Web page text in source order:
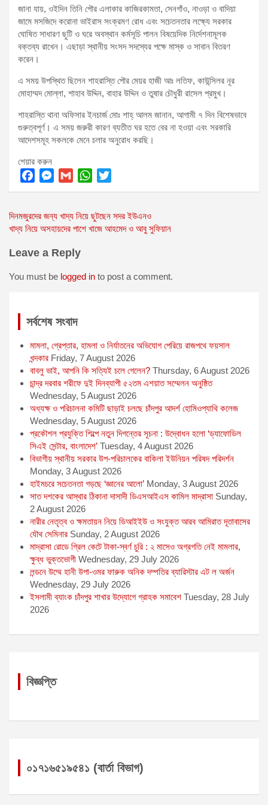
জানা যায়, ওইদিন তিনি পৌর এলাকার কাজিরকামতা, সেনগাঁও, নাওড়া ও বাদিয়া
জামে মসজিদে করোনা ভাইরাস সংক্রমণ রোধ এবং সচেতনতার লক্ষ্যে সরকার
ঘোষিত সাধারণ ছুটি ও ঘরে অবস্থান কর্মসূচি পালন বিষয়েদিক নির্দেশনামূলক
বক্তব্য রাখেন। এছাড়া স্থানীয় সংসদ সদস্যের পক্ষে মাস্ক ও সাবান বিতরণ
করেন।
এ সময় উপস্থিত ছিলেন শাহরাস্তি পৌর মেয়র হাজী আঃ লতিফ, কাউন্সিলর নূর
মোহাম্মদ মোল্লা, শাহাব উদ্দিন, বাহার উদ্দিন ও তুষার চৌধুরী রাসেল প্রমুখ।
শাহরাস্তি থানা অফিসার ইনচার্জ মোঃ শাহ্ আলম জানান, আগামী ৭ দিন বিশেষভাবে
গুরুত্বপূর্ণ। এ সময় জরুরী কারণ ব্যতীত ঘর হতে বের না হওয়া এবং সরকারি
আদেশসমূহ সকলকে মেনে চলার অনুরোধ করছি।
শেয়ার করুন
F
c
e
o
M
s
s
g
G
a
i
W
a
t
A
p
T
i
t
r
Post
navigation
দিনমজুরদের জন্য খাদ্য নিয়ে ছুটছেন সদর ইউএনও
খাদ্য নিয়ে অসহায়দের পাশে খাজে আহমেদ ও আবু সুফিয়ান
Leave a Reply
You must be logged in to post a comment.
সর্বশেষ সংবাদ
মামলা, গ্রেপ্তার, হামলা ও নির্যাতনের অভিযোগ পেরিয়ে রাজপথে ফয়সাল
খন্দকার Friday, 7 August 2026
বাবলু ভাই, আপনি কি সত্যিই চলে গেলেন? Thursday, 6 August 2026
চান্দ্র দরবার শরীফে দুই দিনব্যাপী ৫২তম এশয়াত সম্মেলন অনুষ্ঠিত
Wednesday, 5 August 2026
অধ্যক্ষ ও পরিচালনা কমিটি ছাড়াই চলছে চাঁদপুর আদর্শ হোমিওপ্যাথি কলেজ
Wednesday, 5 August 2026
প্রকৌশল প্রযুক্তি শিল্পে নতুন দিগন্তের সূচনা : উদ্বোধন হলো ‘ড্যাফোডিল
সিএই সেন্টার, বাংলাদেশ’ Tuesday, 4 August 2026
বিভাগীয় স্থানীয় সরকার উপ-পরিচালকের বাকিলা ইউনিয়ন পরিষদ পরিদর্শন
Monday, 3 August 2026
হাইমচরে সচেতনতা গড়ছে ‘জ্ঞানের আলো’ Monday, 3 August 2026
সাত দশকের আস্থার ঠিকানা দাসাদী ডিএসআইএস কামিল মাদ্রাসা Sunday,
2 August 2026
নারীর নেতৃত্ব ও ক্ষমতায়ন নিয়ে ডিআইইউ ও সংযুক্ত আরব আমিরাত দূতাবাসের
যৌথ সেমিনার Sunday, 2 August 2026
মাদ্রাসা রোডে গ্রিল কেটে টাকা-স্বর্ণ চুরি : ২ মাসেও অগ্রগতি নেই মামলার,
ক্ষুব্ধ ভুক্তভোগী Wednesday, 29 July 2026
লন্ডনে উম্মে হানী উপা-ওমর ফারুক অনিক দম্পতির ব্যারিস্টার এট ল অর্জন
Wednesday, 29 July 2026
ইসলামী ব্যাংক চাঁদপুর শাখার উদ্যোগে গ্রাহক সমাবেশ Tuesday, 28 July
2026
বিজ্ঞপ্তি
০১৭১৬৫১৯৫৪১ (বার্তা বিভাগ)